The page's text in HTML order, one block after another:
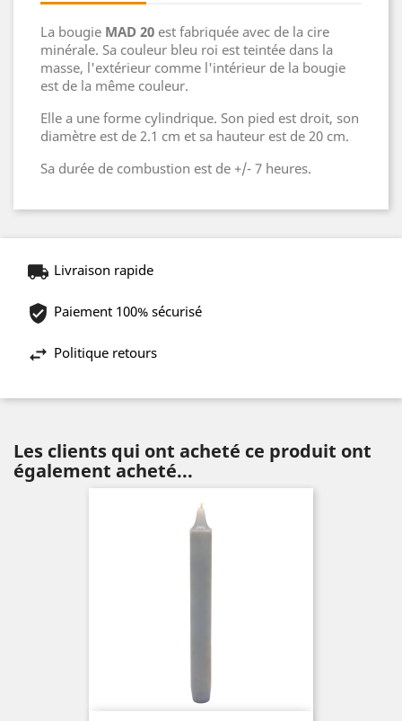
La bougie MAD 20 est fabriquée avec de la cire
minérale. Sa couleur bleu roi est teintée dans la
masse, l'extérieur comme l'intérieur de la bougie
est de la même couleur.
Elle a une forme cylindrique. Son pied est droit, son
diamètre est de 2.1 cm et sa hauteur est de 20 cm.
Sa durée de combustion est de +/- 7 heures.
Livraison rapide
Paiement 100% sécurisé
Politique retours
Les clients qui ont acheté ce produit ont
également acheté...